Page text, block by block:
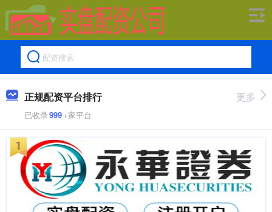
正规配资平台排行
已收录999+家平台
更多